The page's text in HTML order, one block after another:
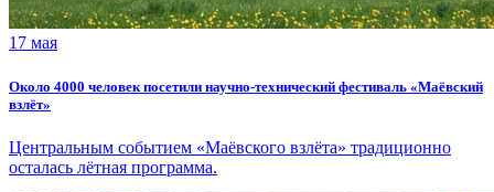
17 мая
Около 4000 человек посетили научно-технический фестиваль «Маёвский
взлёт»
Центральным событием «Маёвского взлёта» традиционно
осталась лётная программа.